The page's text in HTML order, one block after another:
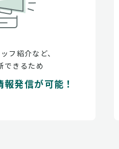
フ紹介など、
できるため
発信が可能！